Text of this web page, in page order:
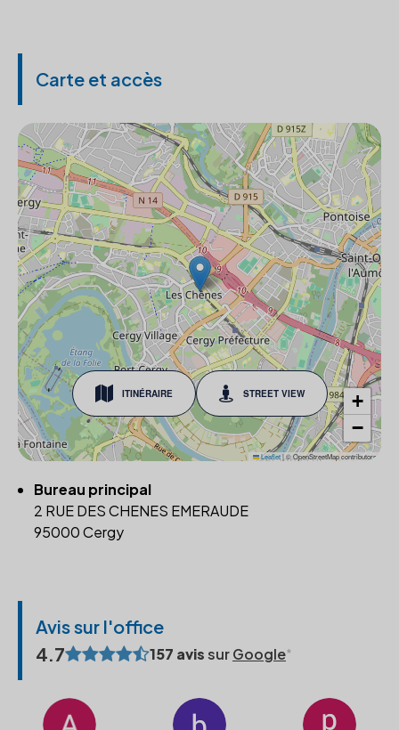
Carte et accès
ITINÉRAIRE STREET VIEW
+
−
Leaflet|© OpenStreetMap contributors
Bureau principal
2 RUE DES CHENES EMERAUDE
95000 Cergy
Avis sur l'office
4.7
157 avissurGoogle